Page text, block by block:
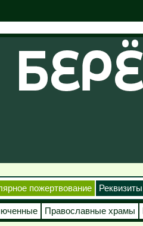
пожертвование Реквизиты
Православные храмы